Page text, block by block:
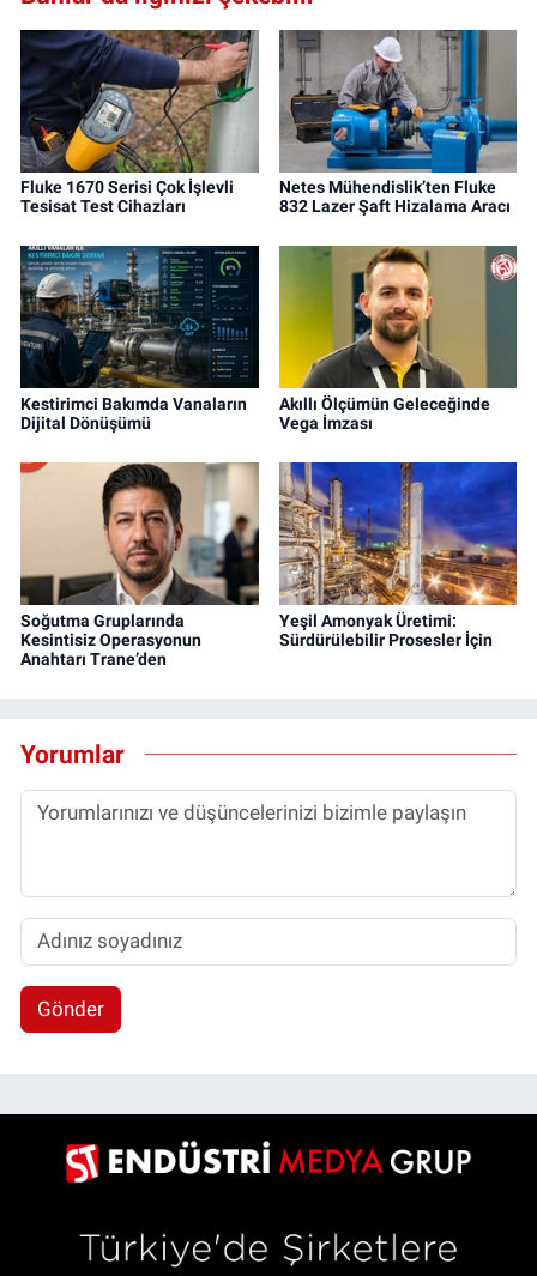
Fluke 1670 Serisi Çok İşlevli
Tesisat Test Cihazları
Netes Mühendislik’ten Fluke
832 Lazer Şaft Hizalama Aracı
Kestirimci Bakımda Vanaların
Dijital Dönüşümü
Akıllı Ölçümün Geleceğinde
Vega İmzası
Soğutma Gruplarında
Kesintisiz Operasyonun
Anahtarı Trane’den
Yeşil Amonyak Üretimi:
Sürdürülebilir Prosesler İçin
Yorumlar
Gönder